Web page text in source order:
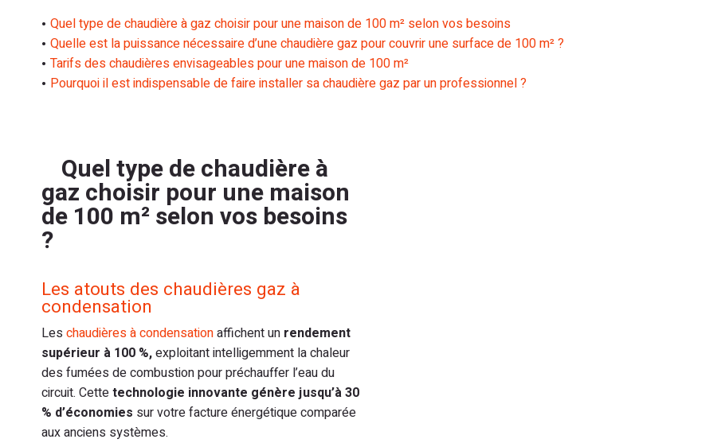
Quel type de chaudière à gaz choisir pour une maison de 100 m² selon vos besoins
Quelle est la puissance nécessaire d’une chaudière gaz pour couvrir une surface de 100 m² ?
Tarifs des chaudières envisageables pour une maison de 100 m²
Pourquoi il est indispensable de faire installer sa chaudière gaz par un professionnel ?
Quel type de chaudière à
gaz choisir pour une maison
de 100 m² selon vos besoins
?
Les atouts des chaudières gaz à
condensation
Les chaudières à condensationaffichent un rendement
supérieur à 100 %,exploitant intelligemment la chaleur
des fumées de combustion pour préchauffer l’eau du
circuit. Cettetechnologie innovante génère jusqu’à 30
% d’économies sur votre facture énergétique comparée
aux anciens systèmes.